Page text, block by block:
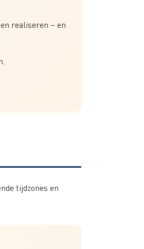
realiseren – en
tijdzones en